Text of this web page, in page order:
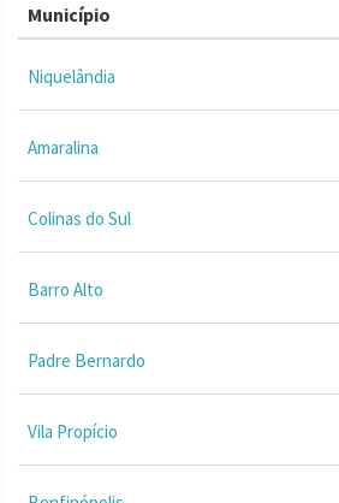
Município
Niquelândia
Amaralina
Colinas do Sul
Barro Alto
Padre Bernardo
Vila Propício